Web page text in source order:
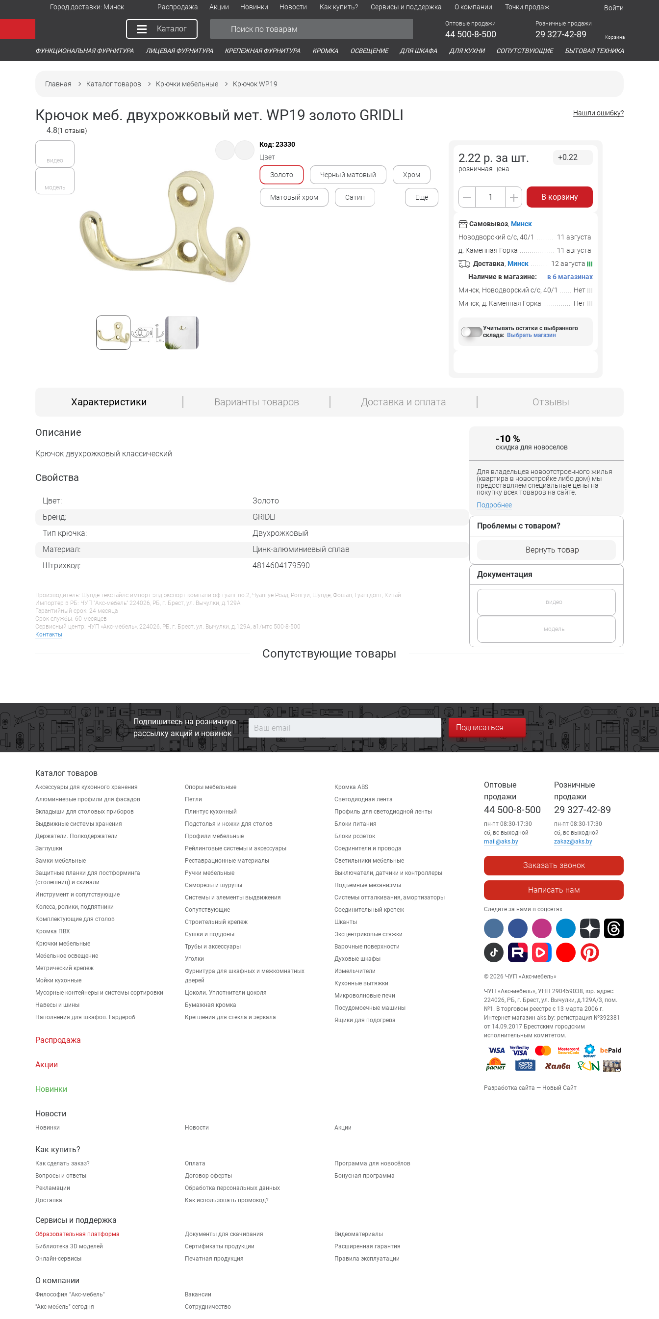
Город доставки: Минск Распродажа Акции Новинки Новости Как купить? Сервисы и поддержка О компании Точки продаж Войти
Каталог
Оптовые продажи
44 500-8-500
Розничные продажи
29 327-42-89 Корзина
ФУНКЦИОНАЛЬНАЯ ФУРНИТУРА ЛИЦЕВАЯ ФУРНИТУРА КРЕПЕЖНАЯ ФУРНИТУРА КРОМКА ОСВЕЩЕНИЕ ДЛЯ ШКАФА ДЛЯ КУХНИ СОПУТСТВУЮЩИЕ БЫТОВАЯ ТЕХНИКА
Главная Каталог товаров Крючки мебельные Крючок WP19
Крючок меб. двухрожковый мет. WP19 золото GRIDLI
4.8(1 отзыв)
Нашли ошибку?
видео
модель
Код: 23330
Цвет
Золото Черный матовый Хром
Матовый хром Сатин Ещё
2.22 р. за шт.
розничная цена
+0.22
В корзину
Самовывоз, Минск
Новодворский с/с, 40/1
11 августа
д. Каменная Горка
11 августа
Доставка, Минск
12 августа
Наличие в магазине:
в 6 магазинах
Минск, Новодворский с/с, 40/1
Нет
Минск, д. Каменная Горка
Нет
Учитывать остатки с выбранного
склада: Выбрать магазин
Характеристики Варианты товаров Доставка и оплата Отзывы
Описание
Крючок двухрожковый классический
Свойства
Цвет:
Золото
Бренд:
GRIDLI
Тип крючка:
Двухрожковый
Материал:
Цинк-алюминиевый сплав
Штрихкод:
4814604179590
Производитель: Шунде текстайлс импорт энд экспорт компани оф гуанг но.2, Чуангуе Роад, Ронгуи, Шунде, Фошан, Гуангдонг, Китай
Импортер в РБ: ЧУП "Акс-мебель" 224026, РБ, г. Брест, ул. Вычулки, д.129А
Гарантийный срок: 24 месяца
Срок службы: 60 месяцев
Сервисный центр: ЧУП «Акс-мебель», 224026, РБ, г. Брест, ул. Вычулки, д.129А, a1/мтс 500-8-500
Контакты
-10 %
скидка для новоселов
Для владельцев новоотстроенного жилья
(квартира в новостройке либо дом) мы
предоставляем специальные цены на
покупку всех товаров на сайте.
Подробнее
Проблемы с товаром?
Вернуть товар
Документация
видео
модель
Сопутствующие товары
Подпишитесь на розничную
рассылку акций и новинок
Подписаться
Каталог товаров
Аксессуары для кухонного хранения
Алюминиевые профили для фасадов
Вкладыши для столовых приборов
Выдвижные системы хранения
Держатели. Полкодержатели
Заглушки
Замки мебельные
Защитные планки для постформинга
(столешниц) и скинали
Инструмент и сопутствующие
Колеса, ролики, подпятники
Комплектующие для столов
Кромка ПВХ
Крючки мебельные
Мебельное освещение
Метрический крепеж
Мойки кухонные
Мусорные контейнеры и системы сортировки
Навесы и шины
Наполнения для шкафов. Гардероб
Опоры мебельные
Петли
Плинтус кухонный
Подстолья и ножки для столов
Профили мебельные
Рейлинговые системы и аксессуары
Реставрационные материалы
Ручки мебельные
Саморезы и шурупы
Системы и элементы выдвижения
Сопутствующие
Строительный крепеж
Сушки и поддоны
Трубы и аксессуары
Уголки
Фурнитура для шкафных и межкомнатных
дверей
Цоколи. Уплотнители цоколя
Бумажная кромка
Крепления для стекла и зеркала
Кромка ABS
Светодиодная лента
Профиль для светодиодной ленты
Блоки питания
Блоки розеток
Соединители и провода
Светильники мебельные
Выключатели, датчики и контроллеры
Подъемные механизмы
Системы отталкивания, амортизаторы
Соединительный крепеж
Шканты
Эксцентриковые стяжки
Варочные поверхности
Духовые шкафы
Измельчители
Кухонные вытяжки
Микроволновые печи
Посудомоечные машины
Ящики для подогрева
Распродажа
Акции
Новинки
Новости
Новинки Новости Акции
Как купить?
Как сделать заказ?
Вопросы и ответы
Рекламации
Доставка
Оплата
Договор оферты
Обработка персональных данных
Как использовать промокод?
Программа для новосёлов
Бонусная программа
Сервисы и поддержка
Образовательная платформа
Библиотека 3D моделей
Онлайн-сервисы
Документы для скачивания
Сертификаты продукции
Печатная продукция
Видеоматериалы
Расширенная гарантия
Правила эксплуатации
О компании
Философия "Акс-мебель"
"Aкс-мебель" сегодня
Вакансии
Сотрудничество
Оптовые
продажи
44 500-8-500
пн-пт 08:30-17:30
сб, вс выходной
mail@aks.by
Розничные
продажи
29 327-42-89
пн-пт 08:30-17:30
сб, вс выходной
zakaz@aks.by
Заказать звонок
Написать нам
Следите за нами в соцсетях
© 2026 ЧУП «Акс-мебель»
ЧУП «Акс-мебель», УНП 290459038, юр. адрес:
224026, РБ, г. Брест, ул. Вычулки, д.129А/3, пом.
№1. В торговом реестре с 13 марта 2006 г.
Интернет-магазин aks.by: регистрация №392381
от 14.09.2017 Брестским городским
исполнительным комитетом.
Разработка сайта — Новый Сайт